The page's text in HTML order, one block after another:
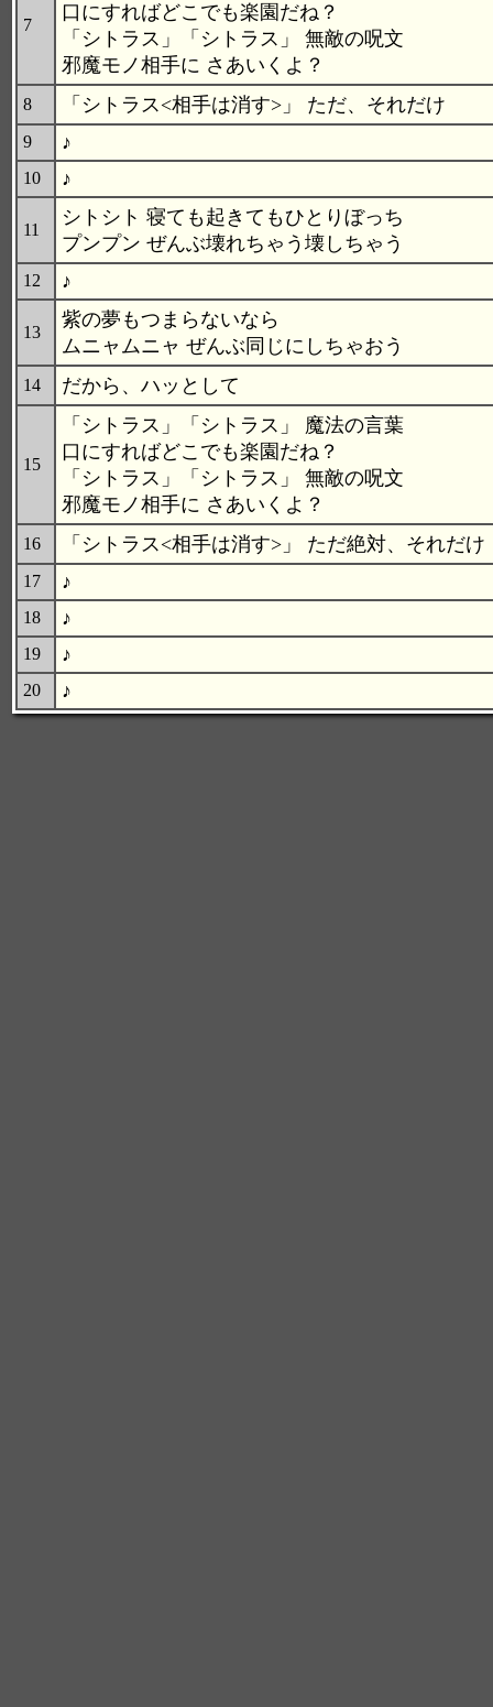
7
口にすればどこでも楽園だね？
「シトラス」「シトラス」 無敵の呪文
邪魔モノ相手に さあいくよ？
8 「シトラス<相手は消す>」 ただ、それだけ
9 ♪
10 ♪
11
シトシト 寝ても起きてもひとりぼっち
プンプン ぜんぶ壊れちゃう壊しちゃう
12 ♪
13
紫の夢もつまらないなら
ムニャムニャ ぜんぶ同じにしちゃおう
14 だから、ハッとして
15
「シトラス」「シトラス」 魔法の言葉
口にすればどこでも楽園だね？
「シトラス」「シトラス」 無敵の呪文
邪魔モノ相手に さあいくよ？
16 「シトラス<相手は消す>」 ただ絶対、それだけ
17 ♪
18 ♪
19 ♪
20 ♪